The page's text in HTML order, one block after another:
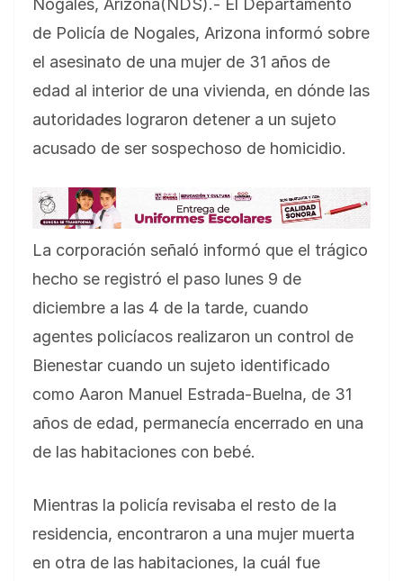
Nogales, Arizona(NDS).- El Departamento
de Policía de Nogales, Arizona informó sobre
el asesinato de una mujer de 31 años de
edad al interior de una vivienda, en dónde las
autoridades lograron detener a un sujeto
acusado de ser sospechoso de homicidio.
La corporación señaló informó que el trágico
hecho se registró el paso lunes 9 de
diciembre a las 4 de la tarde, cuando
agentes policíacos realizaron un control de
Bienestar cuando un sujeto identificado
como Aaron Manuel Estrada-Buelna, de 31
años de edad, permanecía encerrado en una
de las habitaciones con bebé.
Mientras la policía revisaba el resto de la
residencia, encontraron a una mujer muerta
en otra de las habitaciones, la cuál fue